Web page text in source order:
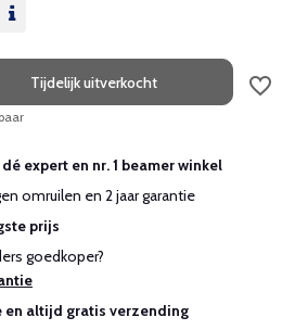
Tijdelijk uitverkocht
expert en nr. 1 beamer winkel
omruilen en 2 jaar garantie
prijs
goedkoper?
en altijd gratis verzending